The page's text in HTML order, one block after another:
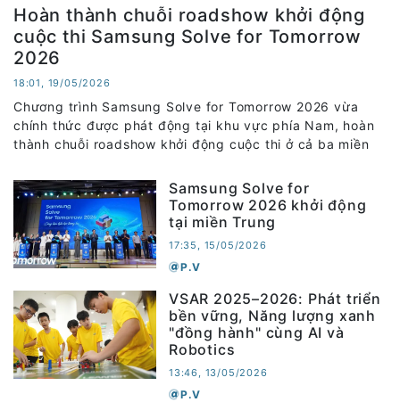
Hoàn thành chuỗi roadshow khởi động
cuộc thi Samsung Solve for Tomorrow
2026
18:01, 19/05/2026
Chương trình Samsung Solve for Tomorrow 2026 vừa
chính thức được phát động tại khu vực phía Nam, hoàn
thành chuỗi roadshow khởi động cuộc thi ở cả ba miền
Samsung Solve for
Tomorrow 2026 khởi động
tại miền Trung
17:35, 15/05/2026
P.V
VSAR 2025–2026: Phát triển
bền vững, Năng lượng xanh
"đồng hành" cùng AI và
Robotics
13:46, 13/05/2026
P.V